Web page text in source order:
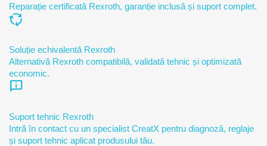
Reparație certificată Rexroth, garanție inclusă și suport complet.
cycle
Soluție echivalentă Rexroth
Alternativă Rexroth compatibilă, validată tehnic și optimizată
economic.
chat_info
Suport tehnic Rexroth
Intră în contact cu un specialist CreatX pentru diagnoză, reglaje
și suport tehnic aplicat produsului tău.